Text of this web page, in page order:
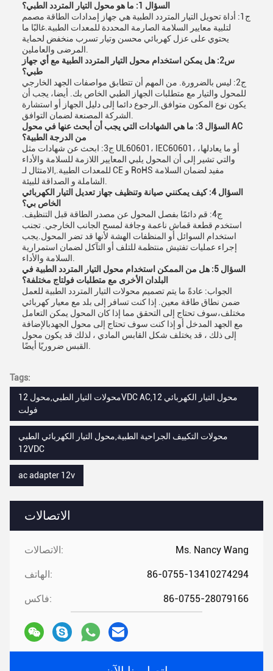
الاتصالات
الاتصالات: Ms. Nancy Wang
الهاتف: 86-0755-13410274294
فاكس: 86-0755-28079166
السؤال 1: ما هو محول التيار المتردد الطبي؟
ج1: أداة تحويل التيار المتردد الطبية هي جهاز إمدادات الطاقة مصمم
لتلبية معايير السلامة الصارمة المحددة للمعدات الطبية.غالبًا ما
يحتوي على عزل كهربائي محسن وتيار تسرب منخفض لحماية
س2: هل يمكن استخدام محول التيار المتردد الطبية مع أي جهاز
طبي؟
ج2: ليس بالضرورة. من المهم أن تتطابق مواصفات الجهد الخارجي
للمحول والتيار مع متطلبات الجهاز الطبي الخاص بك. أيضا، يجب أن
يكون نوع المكون متوافق.الرجوع دائما إلى دليل الجهاز أو استشارة
السؤال 3: ما هي الشهادات التي يجب أن أبحث عنها في محول AC
من الدرجة الطبية؟
ج3: ابحث عن شهادات مثل UL60601، IEC60601، أو ما يعادلها،
والتي تشير إلى أن المحول يلبي المعايير اللازمة للسلامة والأداء
للمعدات الطبية.,الامتثال لـ CE و RoHS مفيد لضمان السلامة
السؤال 4: كيف يمكنني صيانة وتنظيف جهاز تعديل التيار الكهربائي
الخاص بي؟
ج4: قم دائمًا بفصل المحول عن مصدر الطاقة قبل التنظيف.
استخدم قطعة قماش ناعمة وجافة لمسح الجانب الخارجي. تجنب
استخدام السوائل أو المنظفات الهشة لأنها قد تضر المحول.يجب
إجراء عمليات تفتيش منتظمة للتلف أو التآكل لضمان استمرارية
السؤال 5: هل من الممكن استخدام محول التيار المتردد الطبية في
البلدان الأخرى مع متطلبات فولتاج مختلفة؟
الجواب: عادةً ما يتم تصميم محولات التيار المتردد الطبية للعمل
ضمن نطاق طاقة معين. إذا كنت تسافر إلى بلد مع معيار كهربائي
مختلف،سوف تحتاج إلى التحقق مما إذا كان المحول يمكن التعامل
مع الجهد المدخل أو إذا كنت سوف تحتاج إلى محول الجهدبالإضافة
إلى ذلك ، قد يختلف شكل القابس المادي ، لذلك قد يكون محول
Tags:
محولات التيار الطبي,محول 12VDC AC,محول التيار الكهربائي 12
فولت
محولات التكييف الجراحية الطبية,محول التيار الكهربائي الطبي
12VDC
ac adapter 12v